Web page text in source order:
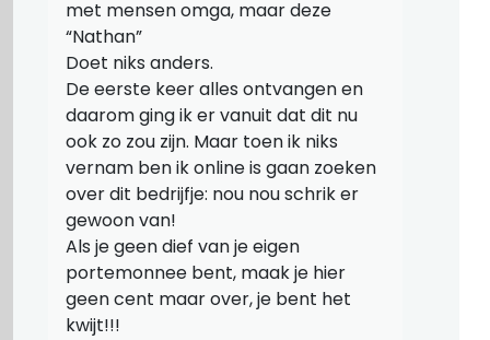
met mensen omga, maar deze
“Nathan”
Doet niks anders.
De eerste keer alles ontvangen en
daarom ging ik er vanuit dat dit nu
ook zo zou zijn. Maar toen ik niks
vernam ben ik online is gaan zoeken
over dit bedrijfje: nou nou schrik er
gewoon van!
Als je geen dief van je eigen
portemonnee bent, maak je hier
geen cent maar over, je bent het
kwijt!!!